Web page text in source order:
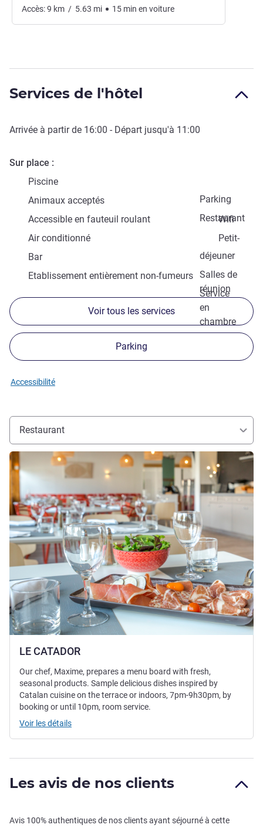
Accès:9 km / 5.63 mi 15 min en voiture
Services de l'hôtel
Arrivée à partir de 16:00 - Départ jusqu'à 11:00
Sur place
Piscine
Parking
Animaux acceptés
Restaurant
Accessible en fauteuil roulant
Wifi
Air conditionné
Petit-
déjeuner
Bar
Salles de
réunion
Etablissement entièrement non-fumeurs
Service
en
chambre
Voir tous les services
Parking
Accessibilité
Restaurant
LE CATADOR
Voir les détails
Our chef, Maxime, prepares a menu board with fresh,
seasonal products. Sample delicious dishes inspired by
Catalan cuisine on the terrace or indoors, 7pm-9h30pm, by
booking or until 10pm, room service.
Voir les détails
Les avis de nos clients
Avis 100% authentiques de nos clients ayant séjourné à cette